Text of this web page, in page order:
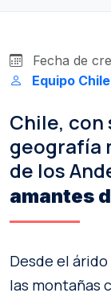
Fecha de
Equipo
Chile, con
geografía
de los
amantes
Desde el
las montañas